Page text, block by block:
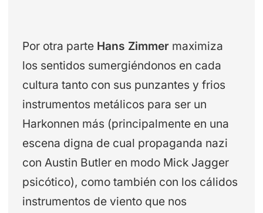
Por otra parte Hans Zimmer maximiza
los sentidos sumergiéndonos en cada
cultura tanto con sus punzantes y frios
instrumentos metálicos para ser un
Harkonnen más (principalmente en una
escena digna de cual propaganda nazi
con Austin Butler en modo Mick Jagger
psicótico), como también con los cálidos
instrumentos de viento que nos